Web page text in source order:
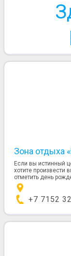
Зона отдыха
Если вы истинный
хотите произвести
отметить день
+7 7152